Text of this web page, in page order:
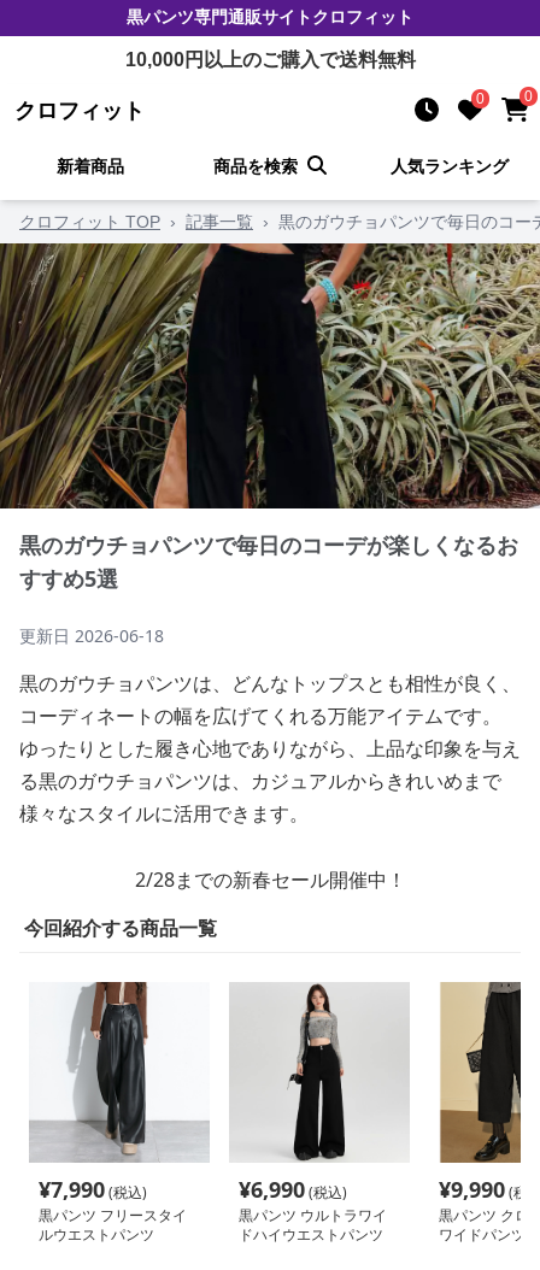
黒パンツ専門通販サイトクロフィット
10,000円以上のご購入で送料無料
クロフィット 0 0
新着商品 商品を検索 人気ランキング
クロフィット TOP › 記事一覧 › 黒のガウチョパンツで毎日のコー
黒のガウチョパンツで毎日のコーデが楽しくなるお
すすめ5選
更新日 2026-06-18
黒のガウチョパンツは、どんなトップスとも相性が良く、
コーディネートの幅を広げてくれる万能アイテムです。
ゆったりとした履き心地でありながら、上品な印象を与え
る黒のガウチョパンツは、カジュアルからきれいめまで
様々なスタイルに活用できます。
2/28までの新春セール開催中！
今回紹介する商品一覧
¥7,990(税込)
黒パンツ フリースタイ
ルウエストパンツ
¥6,990(税込)
黒パンツ ウルトラワイ
ドハイウエストパンツ
¥9,990(税
黒パンツ クロ
ワイドパンツ